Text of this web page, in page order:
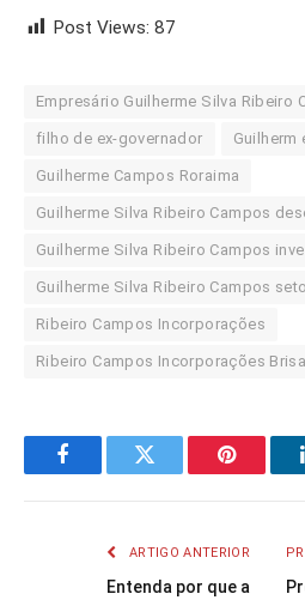
Post Views: 87
Empresário Guilherme Silva Ribeiro
filho de ex-governador Guilherm
Guilherme Campos Roraima
Guilherme Silva Ribeiro Campos
Guilherme Silva Ribeiro Campos
Guilherme Silva Ribeiro Campos
Ribeiro Campos Incorporações
Ribeiro Campos Incorporações
FacebookTwitter Pinterest
ARTIGO ANTERIOR
Entenda por que a